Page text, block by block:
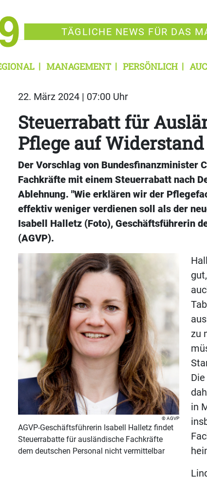
TÄGLICHE NEWS FÜR DAS
MANAGEMENT PERSÖNLICH
22. März 2024 | 07:00 Uhr
Steuerrabatt für
Pflege auf Widerstand
Der Vorschlag von Bundesfinanzminister
Fachkräfte mit einem Steuerrabatt nach
Ablehnung. "Wie erklären wir der
effektiv weniger verdienen soll als der
Isabell Halletz (Foto), Geschäftsführerin
(AGVP).
AGVP
AGVP-Geschäftsführerin Isabell Halletz findet
Steuerrabatte für ausländische Fachkräfte
dem deutschen Personal nicht vermittelbar
zu
in